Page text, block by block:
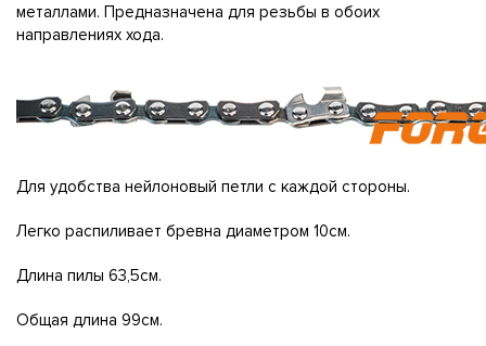
металлами. Предназначена для резьбы в обоих
направлениях хода.
Для удобства нейлоновый петли с каждой стороны.
Легко распиливает бревна диаметром 10см.
Длина пилы 63,5см.
Общая длина 99см.